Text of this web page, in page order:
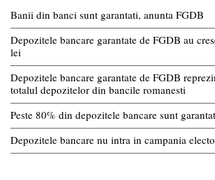
Banii din banci sunt garantati, anunta FGDB
Depozitele bancare garantate de FGDB au
lei
Depozitele bancare garantate de FGDB
totalul depozitelor din bancile romanesti
Peste 80% din depozitele bancare sunt
Depozitele bancare nu intra in campania